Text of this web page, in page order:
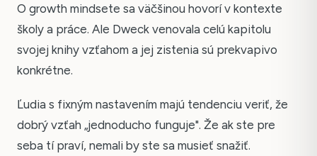
O growth mindsete sa väčšinou hovorí v kontexte
školy a práce. Ale Dweck venovala celú kapitolu
svojej knihy vzťahom a jej zistenia sú prekvapivo
konkrétne.
Ľudia s fixným nastavením majú tendenciu veriť, že
dobrý vzťah „jednoducho funguje". Že ak ste pre
seba tí praví, nemali by ste sa musieť snažiť.